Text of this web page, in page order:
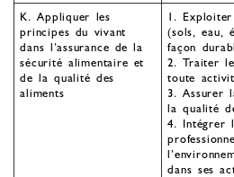
K. Appliquer les
principes du vivant
dans l’assurance de la
sécurité alimentaire et
de la qualité des
aliments
1.
(sols, eau,
façon
2. Traiter
toute
3. Assurer
la qualité
4. Intégrer
dans ses